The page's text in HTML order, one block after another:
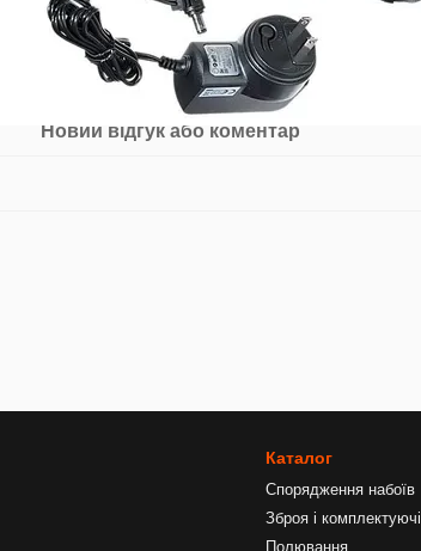
Новий відгук або коментар
Каталог
Спорядження набоїв
Зброя і комплектуючі
Полювання